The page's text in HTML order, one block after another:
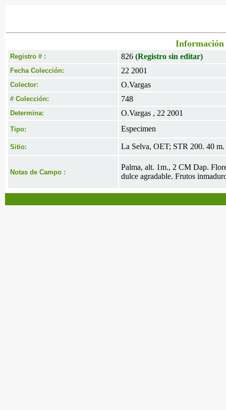
Información
Registro # : 826 (Registro sin editar)
Fecha Colección: 22 2001
Colector: O.Vargas
# Colección: 748
Determina: O.Vargas , 22 2001
Tipo: Especimen
Sitio: La Selva, OET; STR 200. 40 m.
Notas de Campo :
Palma, alt. 1m., 2 CM Dap.
dulce agradable. Frutos